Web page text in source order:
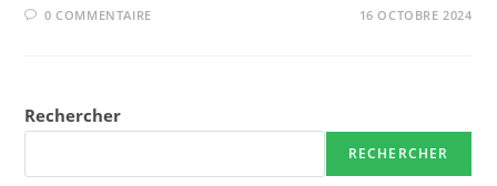
0 COMMENTAIRE 16 OCTOBRE 2024
Rechercher
RECHERCHER